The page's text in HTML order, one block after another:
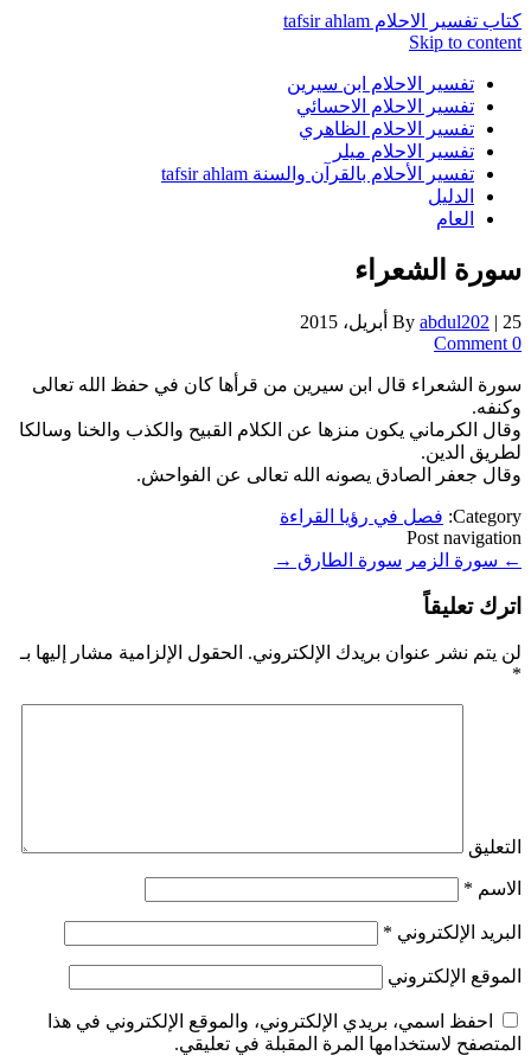
كتاب تفسير الاحلام tafsir ahlam
Skip to content
تفسير الاحلام ابن سيرين
تفسير الاحلام الاحسائي
تفسير الاحلام الظاهري
تفسير الاحلام ميلر
تفسير الأحلام بالقرآن والسنة tafsir ahlam
الدليل
العام
سورة الشعراء
By abdul202 | 25 أبريل، 2015
0 Comment
سورة الشعراء قال ابن سيرين من قرأها كان في حفظ الله تعالى
وكنفه.
وقال الكرماني يكون منزها عن الكلام القبيح والكذب والخنا وسالكا
لطريق الدين.
وقال جعفر الصادق يصونه الله تعالى عن الفواحش.
Category: فصل في رؤيا القراءة
Post navigation
← سورة الزمر سورة الطارق →
اترك تعليقاً
لن يتم نشر عنوان بريدك الإلكتروني. الحقول الإلزامية مشار إليها بـ
*
التعليق
الاسم *
البريد الإلكتروني *
الموقع الإلكتروني
احفظ اسمي، بريدي الإلكتروني، والموقع الإلكتروني في هذا
المتصفح لاستخدامها المرة المقبلة في تعليقي.